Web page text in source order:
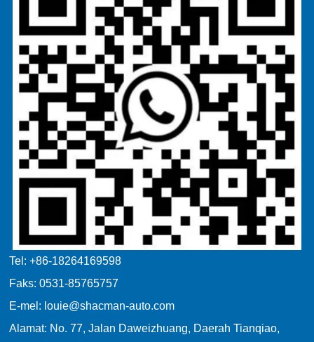
Tel: +86-18264169598
Faks: 0531-85765757
E-mel: louie@shacman-auto.com
Alamat: No. 77, Jalan Daweizhuang, Daerah Tianqiao,